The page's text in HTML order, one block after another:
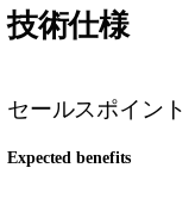
技術仕様
セールスポイント
Expected benefits